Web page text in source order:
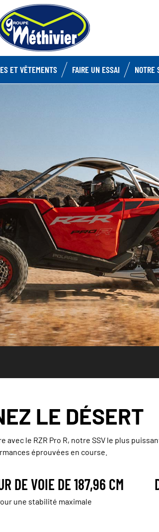
ET VÊTEMENTS FAIRE UN ESSAI NOTRE
LE DÉSERT
le RZR Pro R, notre SSV le plus
éprouvées en course.
DE VOIE DE 187,96 CM
une stabilité maximale